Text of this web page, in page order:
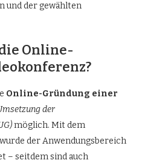
und der gewählten
Online-
Online-Gründung einer
der
möglich. Mit dem
der Anwendungsbereich
– seitdem sind auch